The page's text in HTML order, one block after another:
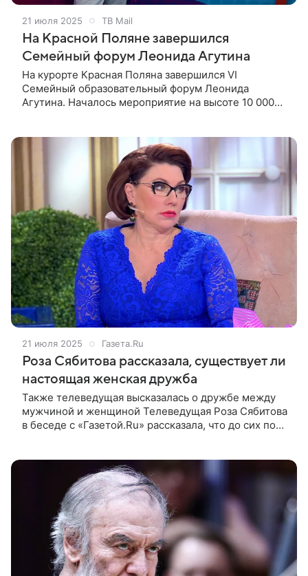
21 июля 2025 ТВ Mail
На Красной Поляне завершился
Семейный форум Леонида Агутина
На курорте Красная Поляна завершился VI
Семейный образовательный форум Леонида
Агутина. Началось мероприятие на высоте 10 000
21 июля 2025 Газета.Ru
Роза Сябитова рассказала, существует ли
настоящая женская дружба
Также телеведущая высказалась о дружбе между
мужчиной и женщиной Телеведущая Роза Сябитова
в беседе с «Газетой.Ru» рассказала, что до сих пор